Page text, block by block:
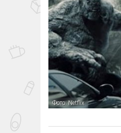
Фото: Netflix